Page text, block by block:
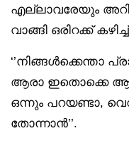
എല്ലാവരേയും
വാങ്ങി ഒരിറക്ക്
‘’നിങ്ങൾക്കെന്താ
ആരാ ഇതൊക്കെ
ഒന്നും പറയണ്ടാ,
തോന്നാൻ’’.